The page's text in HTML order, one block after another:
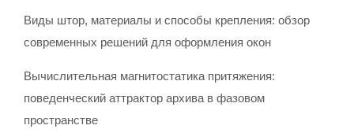
Виды штор, материалы и способы крепления: обзор
современных решений для оформления окон
Вычислительная магнитостатика притяжения:
поведенческий аттрактор архива в фазовом
пространстве